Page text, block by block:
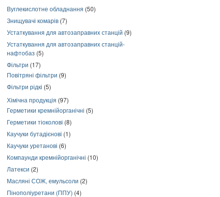
Вуглекислотне обладнання (50)
Знищувачі комарів (7)
Устаткування для автозаправних станцій (9)
Устаткування для автозаправних станцій-
нафтобаз (5)
Фільтри (17)
Повітряні фільтри (9)
Фільтри рідкі (5)
Хімічна продукція (97)
Герметики кремнійорганічні (5)
Герметики тіоколові (8)
Каучуки бутадієнові (1)
Каучуки уретанові (6)
Компаунди кремнійорганічні (10)
Латекси (2)
Масляні СОЖ, емульсоли (2)
Пінополіуретани (ППУ) (4)